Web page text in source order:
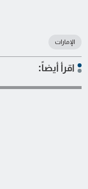
الإمارات
اقرأ أيضاً: